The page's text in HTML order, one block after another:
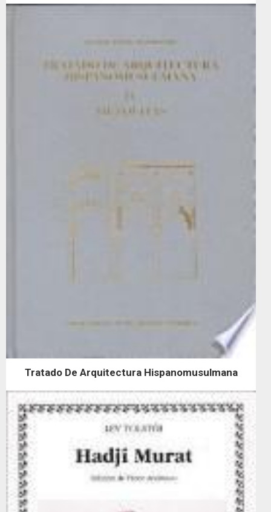
Tratado De Arquitectura Hispanomusulmana